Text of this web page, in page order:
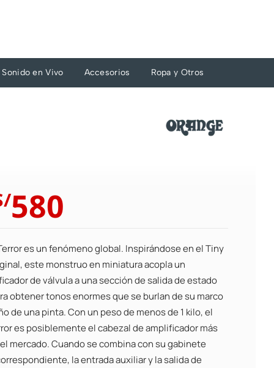
Sonido en Vivo Accesorios Ropa y Otros
638.
580
es:
S/580.
es un fenómeno global. Inspirándose en el Tiny
este monstruo en miniatura acopla un
de válvula a una sección de salida de estado
obtener tonos enormes que se burlan de su marco
de una pinta. Con un peso de menos de 1 kilo, el
es posiblemente el cabezal de amplificador más
mercado. Cuando se combina con su gabinete
la entrada auxiliar y la salida de